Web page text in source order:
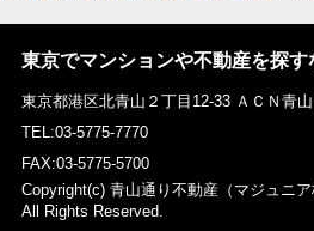
東京でマンションや不動産を探
東京都港区北青山２丁目12-33 ＡＣＮ青
TEL:03-5775-7770
FAX:03-5775-5700
Copyright(c) 青山通り不動産（マジュニ
All Rights Reserved.